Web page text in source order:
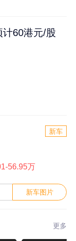
60港元/股
新车
56.95万
新车图片
更多